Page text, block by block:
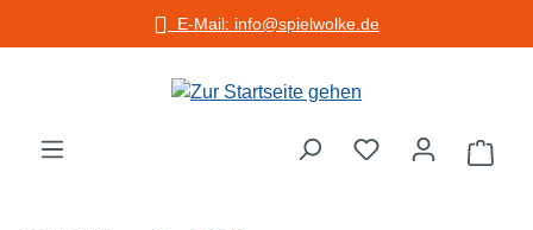
Zum Hauptinhalt springenE-Mail: info@spielwolke.de